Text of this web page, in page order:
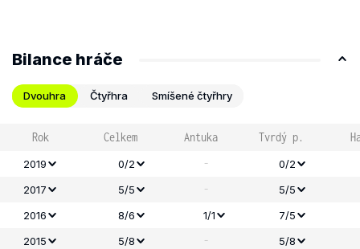
Bilance hráče
Dvouhra Čtyřhra Smíšené čtyřhry
Rok Celkem Antuka Tvrdý p.
2019 0/2 -
0/2
2017
5/5 -
5/5
2016
8/6 1/1
7/5
2015
5/8 -
5/8